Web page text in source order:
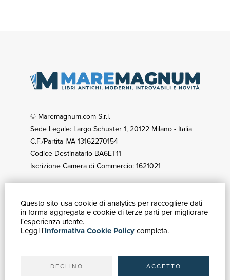
Questo sito usa cookie di analytics per raccogliere dati
in forma aggregata e cookie di terze parti per migliorare
l'esperienza utente.
Leggi l'Informativa Cookie Policycompleta.
DECLINO ACCETTO
© Maremagnum.com S.r.l.
Sede Legale: Largo Schuster 1, 20122 Milano - Italia
C.F./Partita IVA 13162270154
Codice Destinatario BA6ET11
Iscrizione Camera di Commercio: 1621021
GUIDA ACQUISTI
Catalogo
Ricerca avanzata
Spedizioni